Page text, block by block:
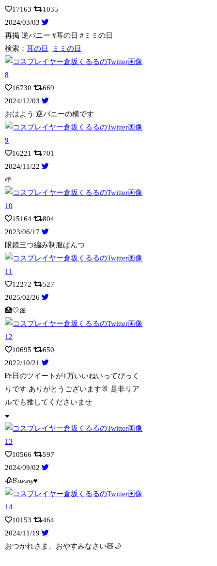
17163
1035
2024/03/03
再掲 逆バニー #耳の日 #ミミの日
検索：耳の日 ミミの日
16730
669
2024/12/03
おはよう 逆バニーの横です
16221
701
2024/11/22
🌱
15164
804
2023/06/17
眼鏡三つ編み制服ぱんつ
12272
527
2025/02/26
🏥🤍🎀
10695
650
2022/10/21
昨日のツイートが1万いいねいってびっく
りです ありがとうございます🐰 是非リア
ルでも推してくださいませ
10566
597
2024/09/02
🥀𝓑𝓾𝓷𝓷𝔂♥
10153
464
2024/11/19
おつかれさま、おやすみなさい🧸🌙